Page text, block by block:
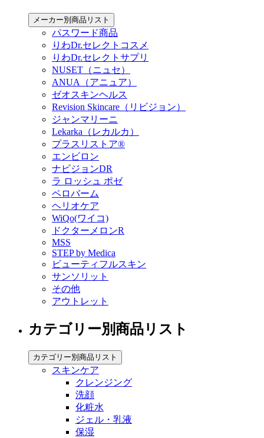
メーカー別商品リスト
パスワード商品
りわDr.セレクトコスメ
りわDr.セレクトサプリ
NUSET（ニュセ）
ANUA（アニュア）
ゼオスキンヘルス
Revision Skincare（リビジョン）
ジャンマリーニ
Lekarka（レカルカ）
プラスリストア®︎
エンビロン
ナビジョンDR
ラ ロッシュ ポゼ
ペロバーム
ヘリオケア
WiQo(ワイコ)
ドクターメロンR
MSS
STEP by Medica
ビューティフルスキン
サンソリット
その他
アウトレット
カテゴリー別商品リスト
カテゴリー別商品リスト
スキンケア
クレンジング
洗顔
化粧水
ジェル・乳液
保湿